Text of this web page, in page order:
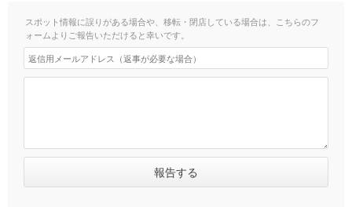
スポット情報に誤りがある場合や、移転・閉店している場合は、こちらのフ
ォームよりご報告いただけると幸いです。